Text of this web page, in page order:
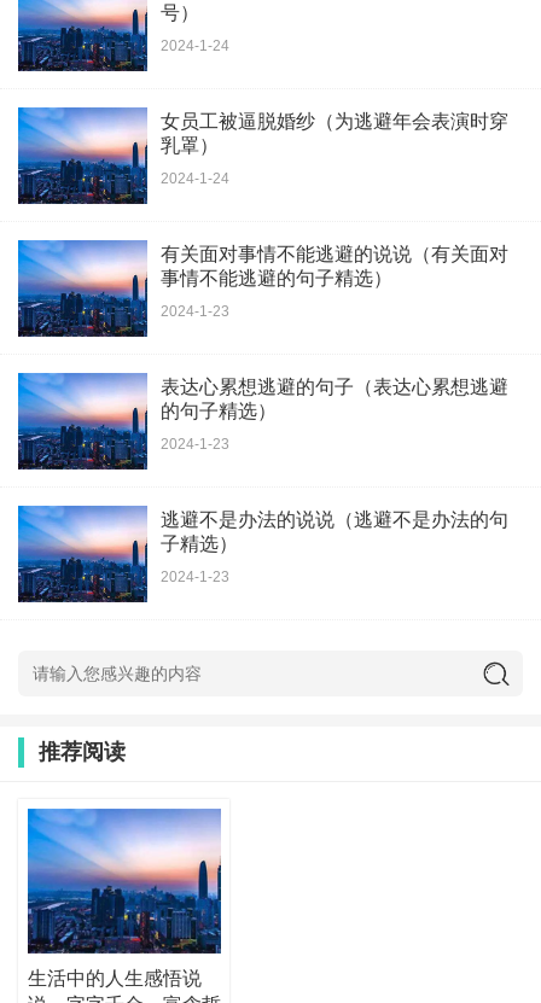
号）
2024-1-24
女员工被逼脱婚纱（为逃避年会表演时穿
乳罩）
2024-1-24
有关面对事情不能逃避的说说（有关面对
事情不能逃避的句子精选）
2024-1-23
表达心累想逃避的句子（表达心累想逃避
的句子精选）
2024-1-23
逃避不是办法的说说（逃避不是办法的句
子精选）
2024-1-23
推荐阅读
生活中的人生感悟说